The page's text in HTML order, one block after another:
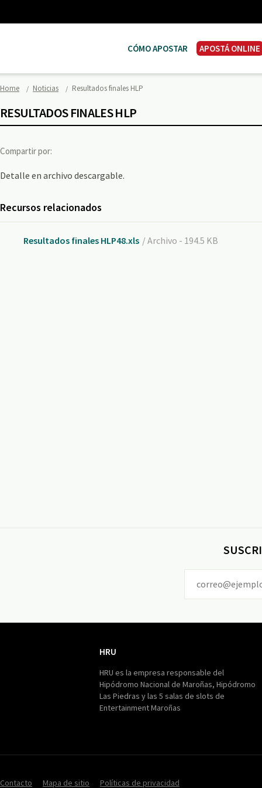
CÓMO APOSTAR APOSTÁ ONLINE
Home Noticias Resultados finales HLP
RESULTADOS FINALES HLP
Compartir por:
Detalle en archivo descargable.
Recursos relacionados
Resultados finales HLP48.xls / Archivo - 194.5 KB
HRU
HRU es la empresa responsable del
Hipódromo Nacional de Maroñas, Hipódromo
Las Piedras y las 5 salas de slots de
Entertainment Maroñas
Contacto Mapa de sitio Políticas de privacidad